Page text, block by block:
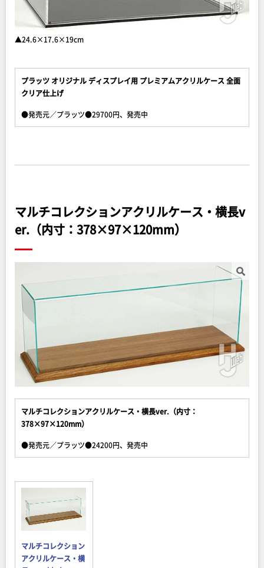
▲24.6×17.6×19cm
プラッツ オリジナル ディスプレイ用 プレミアムアクリルケース 全面
クリア仕上げ
●発売元／プラッツ●29700円、発売中
マルチコレクションアクリルケース・横長v
er.（内寸：378×97×120mm）
マルチコレクションアクリルケース・横長ver.（内寸：
378×97×120mm）
●発売元／プラッツ●24200円、発売中
マルチコレクション
アクリルケース・横